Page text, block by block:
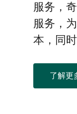
服务，
服务，
本，同
了解更